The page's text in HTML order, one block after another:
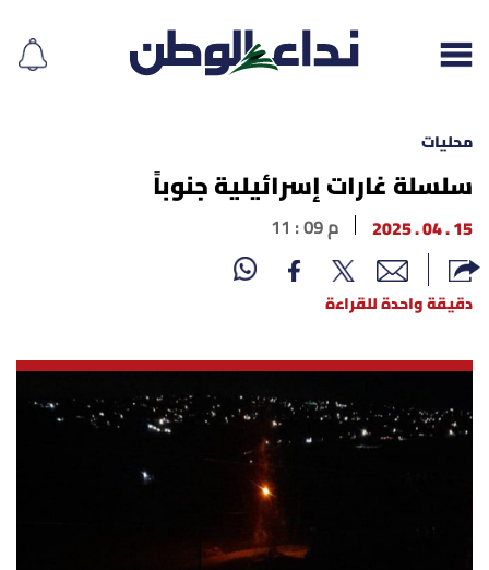
إقرأ الجريدة
لبنان
محليات
سلسلة غارات إسرائيلية جنوباً
15 . 04 . 2025 11 : 09 م
دقيقة واحدة للقراءة